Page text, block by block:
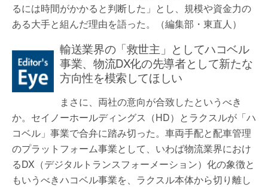
るには時間がかかると判断した」とし、規模や資金力の
ある大手と組んだ理由を語った。（編集部・東直人）
輸送業界の「救世主」としてハコベル
事業、物流DX化の先導者として新たな
方向性を模索してほしい
まさに、両社の意向が合致したというべき
か。セイノーホールディングス（HD）とラクスルが「ハ
コベル」事業で合弁に踏み切った。車両手配と配車管理
のプラットフォーム事業として、いわば物流業界におけ
るDX（デジタルトランスフォーメーション）化の象徴と
もいうべきハコベル事業を、ラクスル本体から切り離し